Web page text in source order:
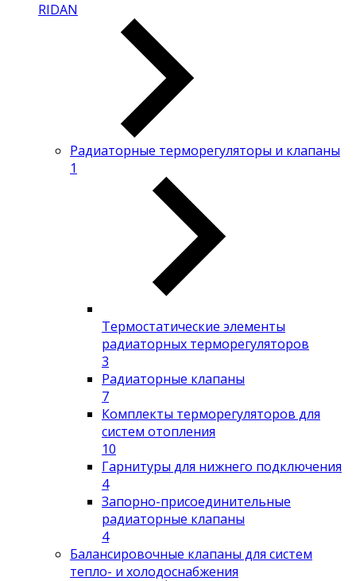
RIDAN
Радиаторные терморегуляторы и клапаны
1
Термостатические элементы
радиаторных терморегуляторов
3
Радиаторные клапаны
7
Комплекты терморегуляторов для
систем отопления
10
Гарнитуры для нижнего подключения
4
Запорно-присоединительные
радиаторные клапаны
4
Балансировочные клапаны для систем
тепло- и холодоснабжения